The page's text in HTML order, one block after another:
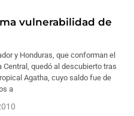
vulnerabilidad de
y Honduras, que conforman el
Central, quedó al descubierto tras
Agatha, cuyo saldo fue de
a